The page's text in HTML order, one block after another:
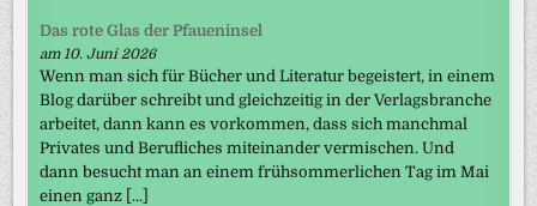
Das rote Glas der Pfaueninsel
am 10. Juni 2026
Wenn man sich für Bücher und Literatur begeistert, in einem
Blog darüber schreibt und gleichzeitig in der Verlagsbranche
arbeitet, dann kann es vorkommen, dass sich manchmal
Privates und Berufliches miteinander vermischen. Und
dann besucht man an einem frühsommerlichen Tag im Mai
einen ganz […]